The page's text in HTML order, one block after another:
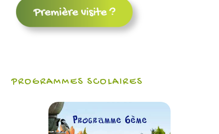
PROGRAMMES SCOLAIRES